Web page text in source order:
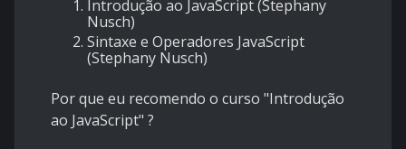
Introdução ao JavaScript (Stephany
Nusch)
Sintaxe e Operadores JavaScript
(Stephany Nusch)
Por que eu recomendo o curso "Introdução
ao JavaScript" ?